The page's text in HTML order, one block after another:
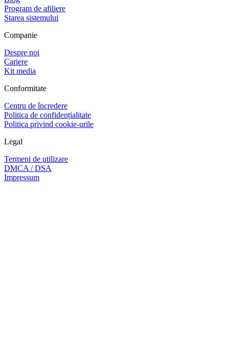
Program de afiliere
Starea sistemului
Companie
Despre noi
Cariere
Kit media
Conformitate
Centru de încredere
Politica de confidențialitate
Politica privind cookie-urile
Legal
Termeni de utilizare
DMCA / DSA
Impressum